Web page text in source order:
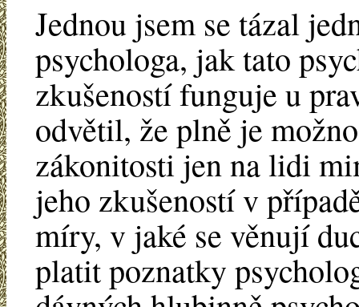
Jednou jsem se tázal
psychologa, jak tato
zkušeností funguje u
odvětil, že plně je
zákonitosti jen na lidi
jeho zkušeností v
míry, v jaké se věnují
platit poznatky